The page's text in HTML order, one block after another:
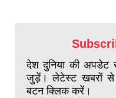
देश दुनिया की अपडेट
जुड़ें। लेटेस्ट खबरों
बटन क्लिक करें।